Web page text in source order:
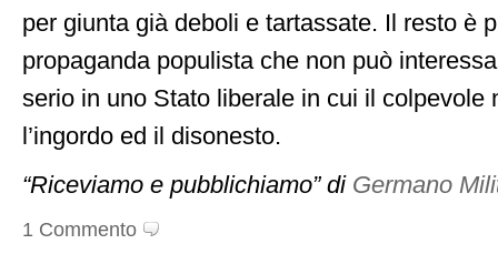
per giunta già deboli e tartassate. Il resto è
propaganda populista che non può
serio in uno Stato liberale in cui il colpevole
l’ingordo ed il disonesto.
“Riceviamo e pubblichiamo” di Germano
1 Commento